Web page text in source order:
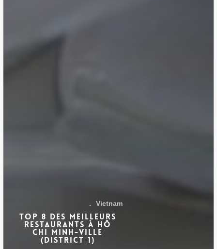
. Vietnam
Top 8 des meilleurs
restaurants à Hô
Chi Minh-Ville
(District 1)